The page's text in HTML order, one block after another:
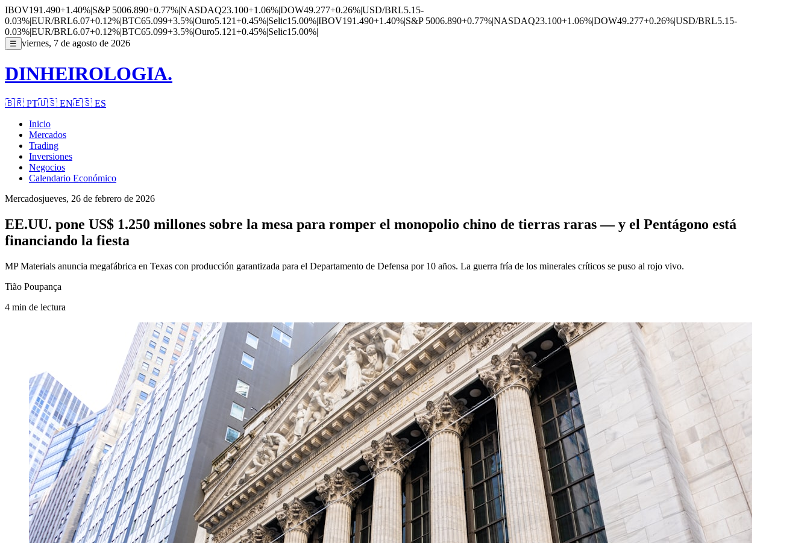
IBOV191.490+1.40%|S&P 5006.890+0.77%|NASDAQ23.100+1.06%|DOW49.277+0.26%|USD/BRL5.15-
0.03%|EUR/BRL6.07+0.12%|BTC65.099+3.5%|Ouro5.121+0.45%|Selic15.00%|IBOV191.490+1.40%|S&P 5006.890+0.77%|NASDAQ23.100+1.06%|DOW49.277+0.26%|USD/BRL5.15-
0.03%|EUR/BRL6.07+0.12%|BTC65.099+3.5%|Ouro5.121+0.45%|Selic15.00%|
☰ viernes, 7 de agosto de 2026
DINHEIROLOGIA.
🇧🇷 PT🇺🇸 EN🇪🇸 ES
Inicio
Mercados
Trading
Inversiones
Negocios
Calendario Económico
Mercadosjueves, 26 de febrero de 2026
EE.UU. pone US$ 1.250 millones sobre la mesa para romper el monopolio chino de tierras raras — y el Pentágono está
financiando la fiesta
MP Materials anuncia megafábrica en Texas con producción garantizada para el Departamento de Defensa por 10 años. La guerra fría de los minerales críticos se puso al rojo vivo.
Tião Poupança
4 min de lectura